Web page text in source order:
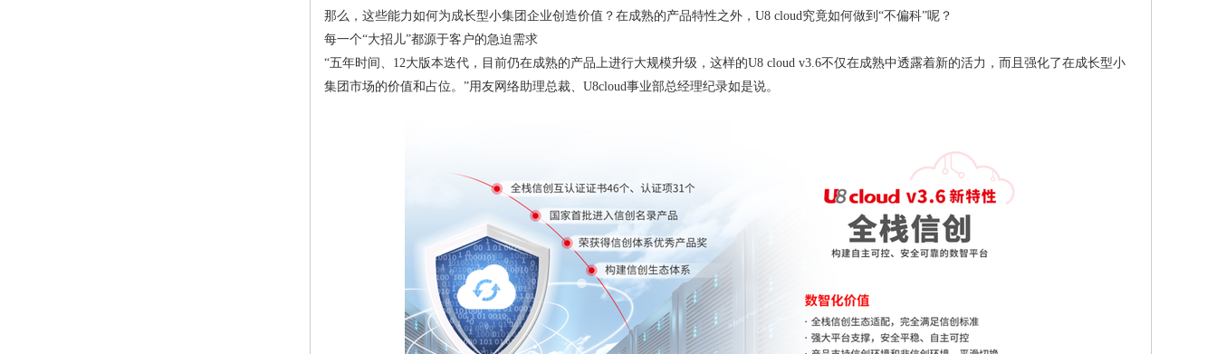
那么，这些能力如何为成长型小集团企业创造价值？在成熟的产品特性之外，U8 cloud究竟如何做到“不偏科”呢？
每一个“大招儿”都源于客户的急迫需求
“五年时间、12大版本迭代，目前仍在成熟的产品上进行大规模升级，这样的U8 cloud v3.6不仅在成熟中透露着新的活力，而且强化了在成长型小
集团市场的价值和占位。”用友网络助理总裁、U8cloud事业部总经理纪录如是说。